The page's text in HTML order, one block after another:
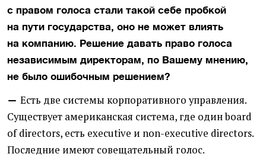
с правом голоса стали такой себе пробкой
на пути государства, оно не может влиять
на компанию. Решение давать право голоса
независимым директорам, по Вашему мнению,
не было ошибочным решением?
— Есть две системы корпоративного управления.
Существует американская система, где один board
of directors, есть executive и non-executive directors.
Последние имеют совещательный голос.